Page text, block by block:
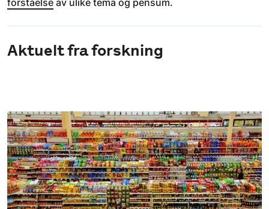
forståelse av ulike tema og pensum.
Aktuelt fra forskning